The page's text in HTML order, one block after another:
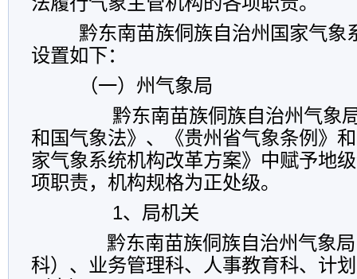
黔东南苗族侗族自治州国家气象
设置如下：
（一）州气象局
黔东南苗族侗族自治州气象局
和国气象法》、《贵州省气象条例》
家气象系统机构改革方案》中赋予地
项职责，机构规格为正处级。
1、局机关
黔东南苗族侗族自治州气象局
科）、业务管理科、人事教育科、计